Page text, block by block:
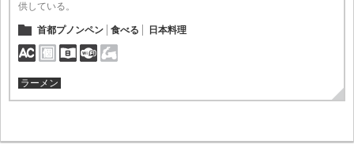
供している。
首都プノンペン 食べる 日本料理
ラーメン